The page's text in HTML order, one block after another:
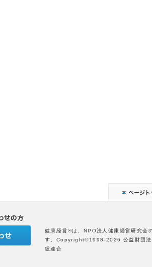
健康経営®は、NPO法人健康経営研究会
す。Copyright©1998-2026 公益財団法
総連合